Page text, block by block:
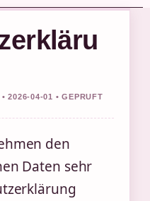
2026-04-01 • GEPRUFT
den
Daten sehr